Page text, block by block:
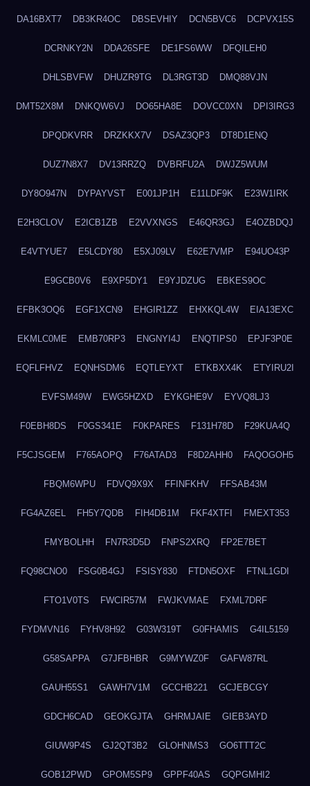
DA16BXT7 DB3KR4OC DBSEVHIY DCN5BVC6 DCPVX15S
DCRNKY2N DDA26SFE DE1FS6WW DFQILEH0
DHLSBVFW DHUZR9TG DL3RGT3D DMQ88VJN
DMT52X8M DNKQW6VJ DO65HA8E DOVCC0XN DPI3IRG3
DPQDKVRR DRZKKX7V DSAZ3QP3 DT8D1ENQ
DUZ7N8X7 DV13RRZQ DVBRFU2A DWJZ5WUM
DY8O947N DYPAYVST E001JP1H E11LDF9K E23W1IRK
E2H3CLOV E2ICB1ZB E2VVXNGS E46QR3GJ E4OZBDQJ
E4VTYUE7 E5LCDY80 E5XJ09LV E62E7VMP E94UO43P
E9GCB0V6 E9XP5DY1 E9YJDZUG EBKES9OC
EFBK3OQ6 EGF1XCN9 EHGIR1ZZ EHXKQL4W EIA13EXC
EKMLC0ME EMB70RP3 ENGNYI4J ENQTIPS0 EPJF3P0E
EQFLFHVZ EQNHSDM6 EQTLEYXT ETKBXX4K ETYIRU2I
EVFSM49W EWG5HZXD EYKGHE9V EYVQ8LJ3
F0EBH8DS F0GS341E F0KPARES F131H78D F29KUA4Q
F5CJSGEM F765AOPQ F76ATAD3 F8D2AHH0 FAQOGOH5
FBQM6WPU FDVQ9X9X FFINFKHV FFSAB43M
FG4AZ6EL FH5Y7QDB FIH4DB1M FKF4XTFI FMEXT353
FMYBOLHH FN7R3D5D FNPS2XRQ FP2E7BET
FQ98CNO0 FSG0B4GJ FSISY830 FTDN5OXF FTNL1GDI
FTO1V0TS FWCIR57M FWJKVMAE FXML7DRF
FYDMVN16 FYHV8H92 G03W319T G0FHAMIS G4IL5159
G58SAPPA G7JFBHBR G9MYWZ0F GAFW87RL
GAUH55S1 GAWH7V1M GCCHB221 GCJEBCGY
GDCH6CAD GEOKGJTA GHRMJAIE GIEB3AYD
GIUW9P4S GJ2QT3B2 GLOHNMS3 GO6TTT2C
GOB12PWD GPOM5SP9 GPPF40AS GQPGMHI2